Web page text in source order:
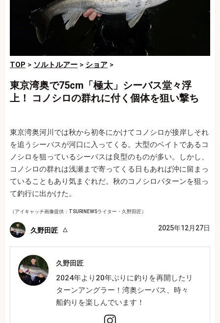
TOP > ソルトルアー > ショア >
東京湾奥で75cm「極太」シーバス堂々浮
上！ コノシロの群れに付く個体を狙い撃ち
東京湾奥河川では秋から初冬にかけてコノシロが接岸しそれ
を追うシーバスが河口に入ってくる。大型のベイトであるコ
ノシロを狙っているシーバスは良型のものが多い。しかし、
コノシロの群れは浅瀬まで寄ってくる日もあれば沖に留まっ
ていることもあり気まぐれだ。秋のコノシロパターンを狙っ
て釣行に出かけた。
（アイキャッチ画像提供：TSURINEWSライター・久野田匠）
久野田匠 2025年12月27日
久野田匠
2024年より20年ぶりに釣りを再開したリ
ターンアングラー！湾奥シーバス、時々
船釣りを楽しんでいます！